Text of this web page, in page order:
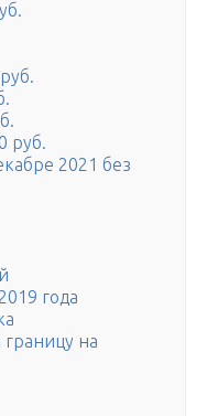
руб.
2021 без
года
границу на